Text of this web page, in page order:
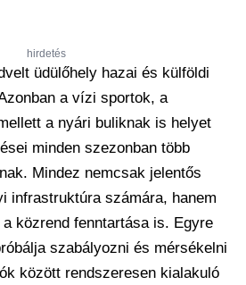
hirdetés
üdülőhely hazai és külföldi
a vízi sportok, a
a nyári buliknak is helyet
minden szezonban több
Mindez nemcsak jelentős
infrastruktúra számára, hanem
közrend fenntartása is. Egyre
szabályozni és mérsékelni
között rendszeresen kialakuló